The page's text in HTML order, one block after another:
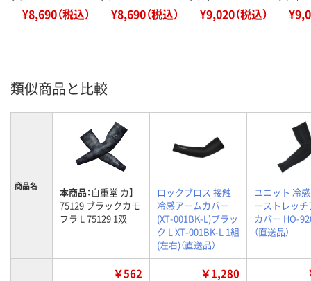
¥8,690（税込） ¥8,690（税込） ¥9,020（税込）
類似商品と比較
商品名 本商品：自重堂 カ】
75129 ブラックカモ
フラ L 75129 1双
ロックブロス 接触
冷感アームカバー
(XT-001BK-L)ブラッ
ク L XT-001BK-L 1組
(左右)（直送品）
ユニット 冷
ーストレッ
カバー HO-
（直送品）
￥562 ￥1,280